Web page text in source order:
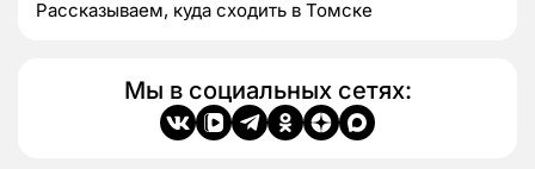
Рассказываем, куда сходить в Томске
Мы в социальных сетях: